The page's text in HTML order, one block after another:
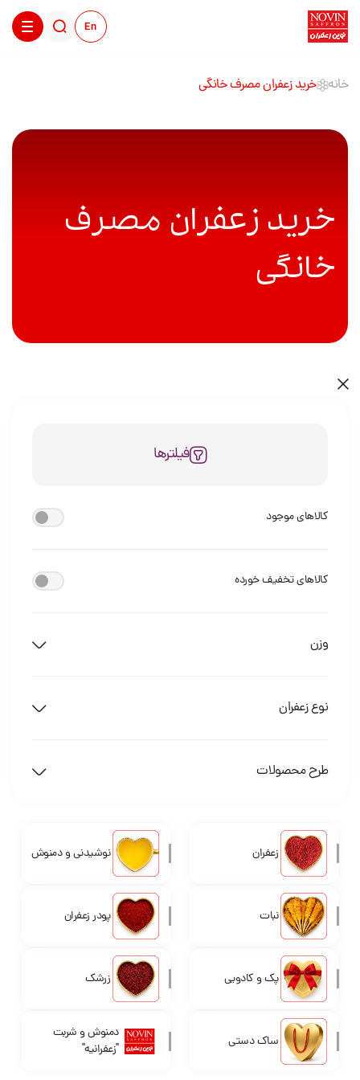
En
خانه خرید زعفران مصرف خانگی
خرید زعفران مصرف
خانگی
فیلترها
کالاهای موجود
کالاهای تخفیف خورده
وزن
نوع زعفران
طرح محصولات
زعفران نوشیدنی و دمنوش
نبات پودر زعفران
پک و کادویی زرشک
ساک دستی
دمنوش و شربت
"زعفرانیه"